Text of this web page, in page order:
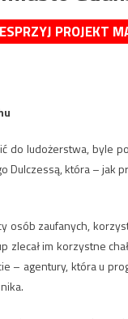
PROJEKT
do ludożerstwa, byle
która – jak
zaufanych,
im korzystne
– agentury, która u